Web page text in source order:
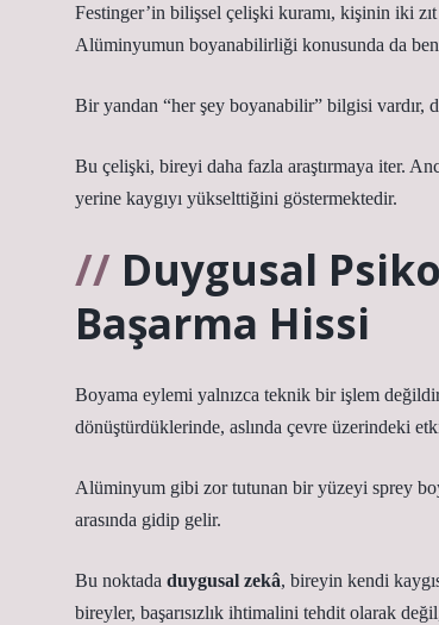
Festinger’in bilişsel çelişki kuramı, kişinin iki zıt
Alüminyumun boyanabilirliği konusunda da
Bir yandan “her şey boyanabilir” bilgisi vardır,
Bu çelişki, bireyi daha fazla araştırmaya iter.
yerine kaygıyı yükselttiğini göstermektedir.
Duygusal
Başarma Hissi
Boyama eylemi yalnızca teknik bir işlem
dönüştürdüklerinde, aslında çevre üzerindeki
Alüminyum gibi zor tutunan bir yüzeyi sprey
arasında gidip gelir.
Bu noktada duygusal zekâ, bireyin kendi
bireyler, başarısızlık ihtimalini tehdit olarak